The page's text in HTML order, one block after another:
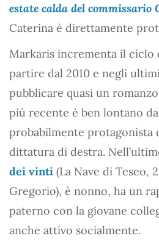
estate calda del commissario
Caterina è direttamente
Markaris incrementa il ciclo
partire dal 2010 e negli
pubblicare quasi un
più recente è ben lontano
probabilmente protagonista
dittatura di destra.
dei vinti (La Nave di Teseo,
Gregorio), è nonno, ha un
paterno con la giovane
anche attivo socialmente.